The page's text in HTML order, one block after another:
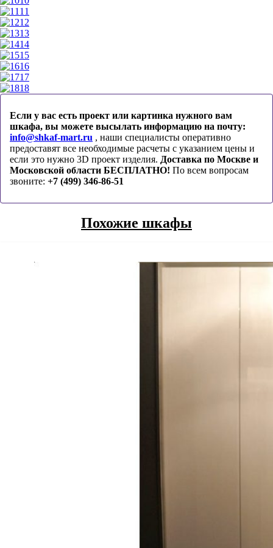
11
12
13
14
15
16
17
18
Если у вас есть проект или картинка нужного вам
шкафа, вы можете высылать информацию на почту:
info@shkaf-mart.ru , наши специалисты оперативно
предоставят все необходимые расчеты с указанием цены и
если это нужно 3D проект изделия. Доставка по Москве и
Московской области БЕСПЛАТНО! По всем вопросам
звоните: +7 (499) 346-86-51
Похожие шкафы